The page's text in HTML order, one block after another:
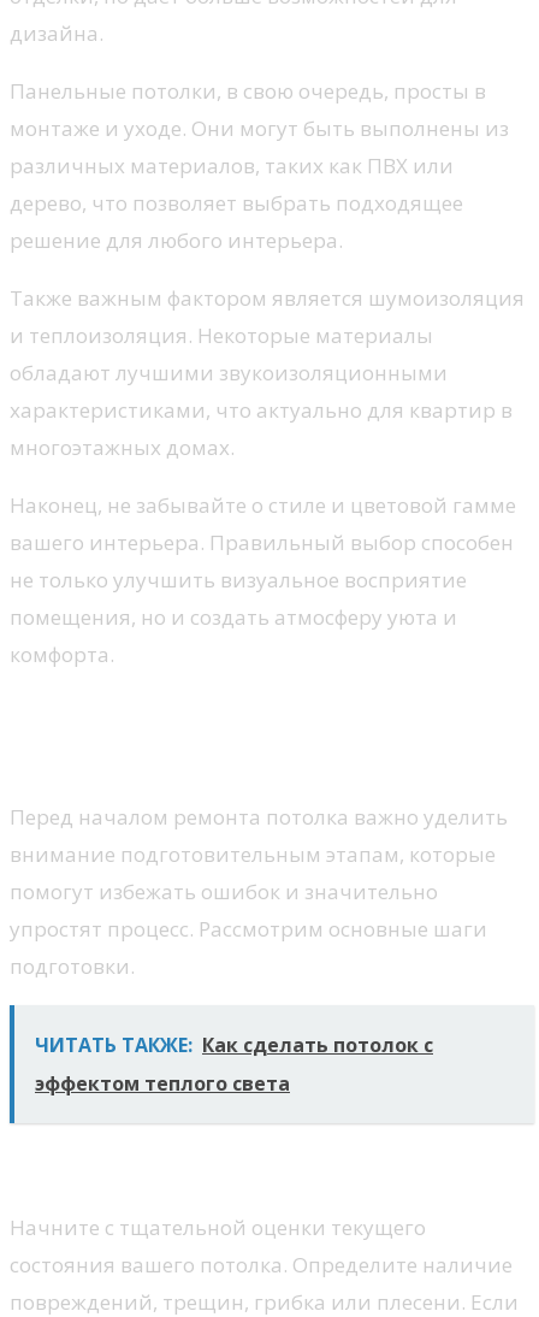
дизайна.
Панельные потолки, в свою очередь, просты в
монтаже и уходе. Они могут быть выполнены из
различных материалов, таких как ПВХ или
дерево, что позволяет выбрать подходящее
решение для любого интерьера.
Также важным фактором является шумоизоляция
и теплоизоляция. Некоторые материалы
обладают лучшими звукоизоляционными
характеристиками, что актуально для квартир в
многоэтажных домах.
Наконец, не забывайте о стиле и цветовой гамме
вашего интерьера. Правильный выбор способен
не только улучшить визуальное восприятие
помещения, но и создать атмосферу уюта и
комфорта.
Перед началом ремонта потолка важно уделить
внимание подготовительным этапам, которые
помогут избежать ошибок и значительно
упростят процесс. Рассмотрим основные шаги
подготовки.
ЧИТАТЬ ТАКЖЕ: Как сделать потолок с
эффектом теплого света
Начните с тщательной оценки текущего
состояния вашего потолка. Определите наличие
повреждений, трещин, грибка или плесени. Если